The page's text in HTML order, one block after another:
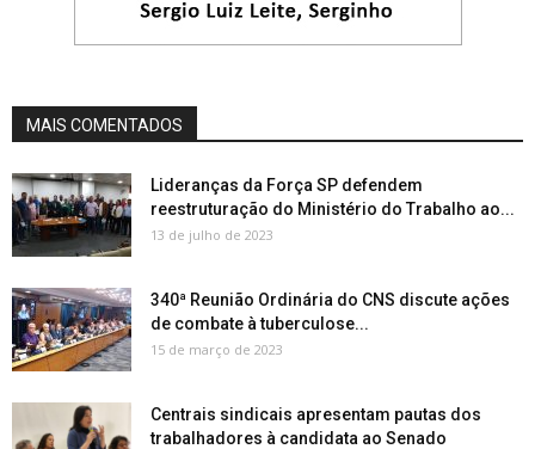
MAIS COMENTADOS
Lideranças da Força SP defendem
reestruturação do Ministério do Trabalho ao...
13 de julho de 2023
340ª Reunião Ordinária do CNS discute ações
de combate à tuberculose...
15 de março de 2023
Centrais sindicais apresentam pautas dos
trabalhadores à candidata ao Senado